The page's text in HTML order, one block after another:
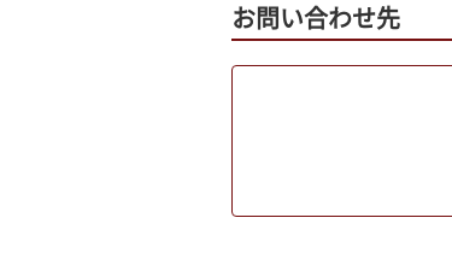
お問い合わせ先